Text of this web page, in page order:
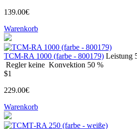
139.00€
Warenkorb
ТСМ-RA 1000 (farbe - 800179) Leistung
Regler keine Konvektion 50 %
$1
229.00€
Warenkorb